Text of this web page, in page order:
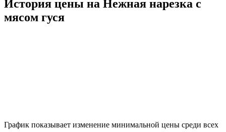
История цены на Нежная нарезка с
мясом гуся
График показывает изменение минимальной цены среди всех